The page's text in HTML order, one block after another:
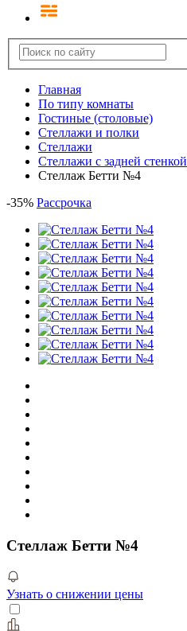
Главная
По типу комнаты
Гостиные (столовые)
Стеллажи и полки
Стеллажи
Стеллажи с задней стенкой
Стеллаж Бетти №4
-35% Рассрочка
Стеллаж Бетти №4
Узнать о снижении цены